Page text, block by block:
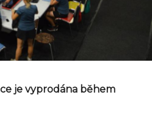
je vyprodána během